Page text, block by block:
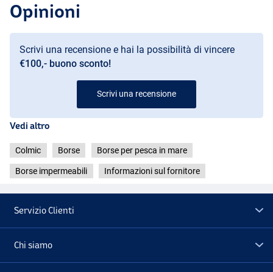
Opinioni
Scrivi una recensione e hai la possibilità di vincere
€100,- buono sconto!
Scrivi una recensione
Vedi altro
Colmic Borse Borse per pesca in mare
Borse impermeabili Informazioni sul fornitore
Servizio Clienti
Chi siamo